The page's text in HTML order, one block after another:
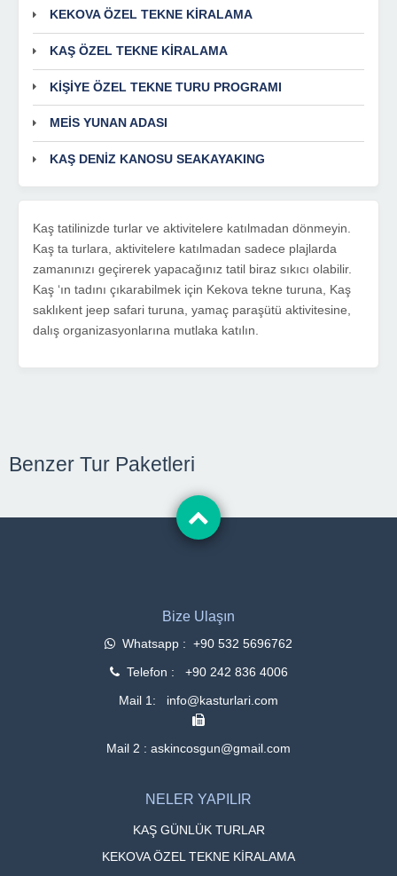
KEKOVA ÖZEL TEKNE KİRALAMA
KAŞ ÖZEL TEKNE KİRALAMA
KİŞİYE ÖZEL TEKNE TURU PROGRAMI
MEİS YUNAN ADASI
KAŞ DENİZ KANOSU SEAKAYAKING
Kaş tatilinizde turlar ve aktivitelere katılmadan dönmeyin.
Kaş ta turlara, aktivitelere katılmadan sadece plajlarda
zamanınızı geçirerek yapacağınız tatil biraz sıkıcı olabilir.
Kaş ‘ın tadını çıkarabilmek için Kekova tekne turuna, Kaş
saklıkent jeep safari turuna, yamaç paraşütü aktivitesine,
dalış organizasyonlarına mutlaka katılın.
Benzer Tur Paketleri
Bize Ulaşın
Whatsapp : +90 532 5696762
Telefon : +90 242 836 4006
Mail 1: info@kasturlari.com
Mail 2 : askincosgun@gmail.com
NELER YAPILIR
KAŞ GÜNLÜK TURLAR
KEKOVA ÖZEL TEKNE KİRALAMA